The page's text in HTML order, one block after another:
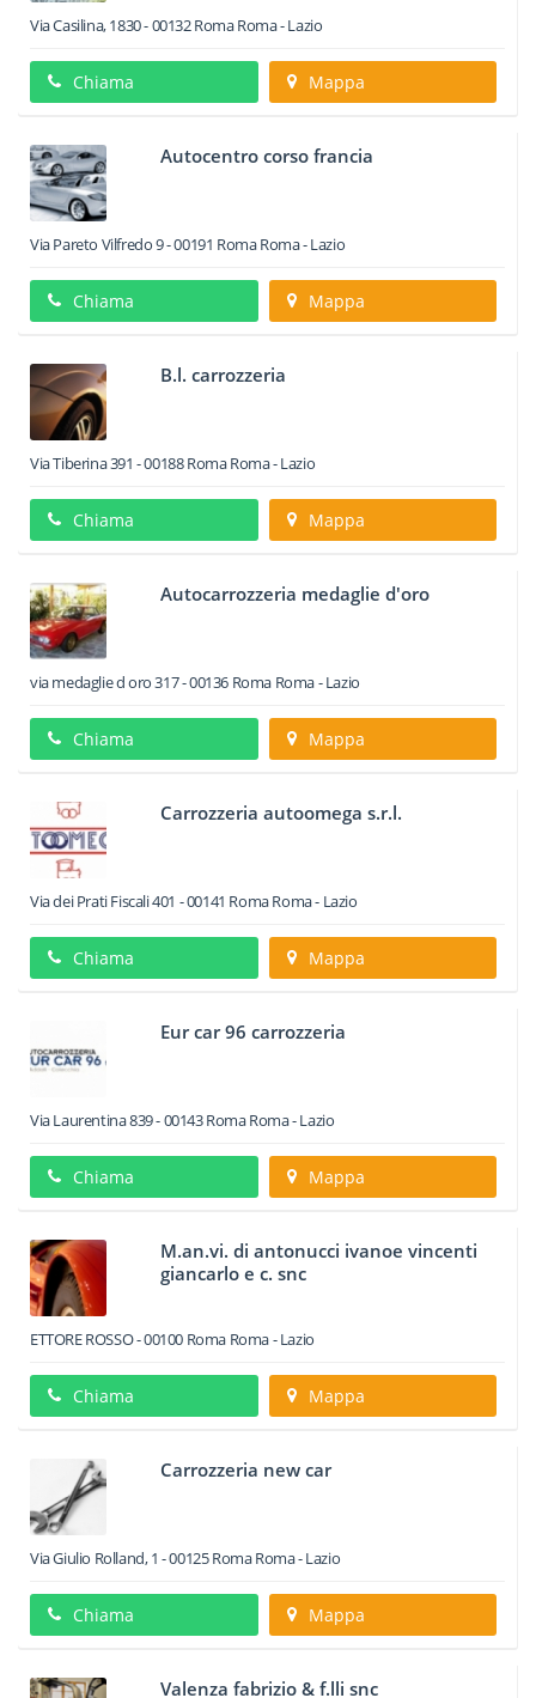
Via Casilina, 1830-00132RomaRoma -Lazio
Chiama Mappa
Autocentro corso francia
Via Pareto Vilfredo 9-00191 RomaRoma -Lazio
Chiama Mappa
B.l. carrozzeria
Via Tiberina 391 -00188RomaRoma -Lazio
Chiama Mappa
Autocarrozzeria medaglie d'oro
via medaglie d oro 317-00136 Roma Roma -Lazio
Chiama Mappa
Carrozzeria autoomega s.r.l.
Via dei Prati Fiscali 401 -00141 RomaRoma - Lazio
Chiama Mappa
Eur car 96 carrozzeria
Via Laurentina 839-00143RomaRoma -Lazio
Chiama Mappa
M.an.vi. di antonucci ivanoe vincenti
giancarlo e c. snc
ETTORE ROSSO-00100 Roma Roma -Lazio
Chiama Mappa
Carrozzeria new car
Via Giulio Rolland, 1 -00125RomaRoma -Lazio
Chiama Mappa
Valenza fabrizio & f.lli snc